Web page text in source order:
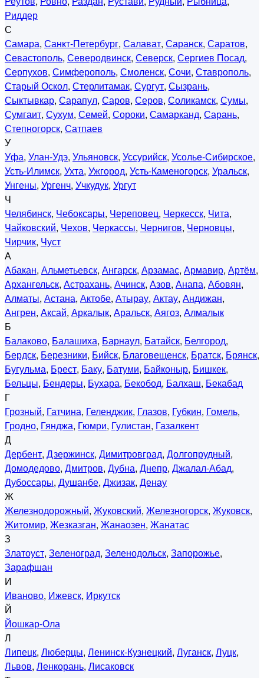
Риддер
С
Самара, Санкт-Петербург, Салават, Саранск, Саратов,
Севастополь, Северодвинск, Северск, Сергиев Посад,
Серпухов, Симферополь, Смоленск, Сочи, Ставрополь,
Старый Оскол, Стерлитамак, Сургут, Сызрань,
Сыктывкар, Сарапул, Саров, Серов, Соликамск, Сумы,
Сумгаит, Сухум, Семей, Сороки, Самарканд, Сарань,
Степногорск, Сатпаев
У
Уфа, Улан-Удэ, Ульяновск, Уссурийск, Усолье-Сибирское,
Усть-Илимск, Ухта, Ужгород, Усть-Каменогорск, Уральск,
Унгены, Ургенч, Учкудук, Ургут
Ч
Челябинск, Чебоксары, Череповец, Черкесск, Чита,
Чайковский, Чехов, Черкассы, Чернигов, Черновцы,
Чирчик, Чуст
А
Абакан, Альметьевск, Ангарск, Арзамас, Армавир, Артём,
Архангельск, Астрахань, Ачинск, Азов, Анапа, Абовян,
Алматы, Астана, Актобе, Атырау, Актау, Андижан,
Ангрен, Аксай, Аркалык, Аральск, Аягоз, Алмалык
Б
Балаково, Балашиха, Барнаул, Батайск, Белгород,
Бердск, Березники, Бийск, Благовещенск, Братск, Брянск,
Бугульма, Брест, Баку, Батуми, Байконыр, Бишкек,
Бельцы, Бендеры, Бухара, Бекобод, Балхаш, Бекабад
Г
Грозный, Гатчина, Геленджик, Глазов, Губкин, Гомель,
Гродно, Гянджа, Гюмри, Гулистан, Газалкент
Д
Дербент, Дзержинск, Димитровград, Долгопрудный,
Домодедово, Дмитров, Дубна, Днепр, Джалал-Абад,
Дубоссары, Душанбе, Джизак, Денау
Ж
Железнодорожный, Жуковский, Железногорск, Жуковск,
Житомир, Жезказган, Жанаозен, Жанатас
З
Златоуст, Зеленоград, Зеленодольск, Запорожье,
Зарафшан
И
Иваново, Ижевск, Иркутск
Й
Йошкар-Ола
Л
Липецк, Люберцы, Ленинск-Кузнецкий, Луганск, Луцк,
Львов, Ленкорань, Лисаковск